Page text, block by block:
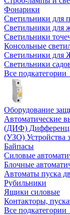
Фонарики
Светильники для
Светильники для
Светильники
Консольные
Светильники
Светильники
Все
Оборудование
Автоматические
(ДИФ)
(УЗО) Устройства
Байпасы
Силовые
Блочные
Автоматы пуска
Рубильники
Ящики силовые
Контакторы,
Все